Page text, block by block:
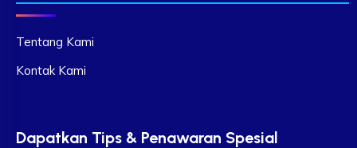
Tentang Kami
Kontak Kami
Dapatkan Tips & Penawaran Spesial